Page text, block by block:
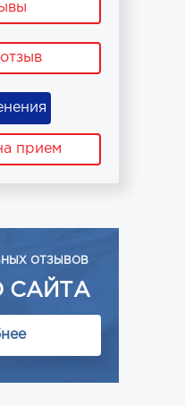
прием
ОТЗЫВОВ
САЙТА